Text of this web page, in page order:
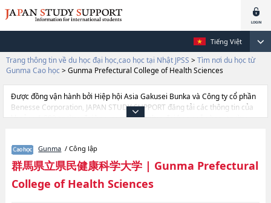
Tiếng Việt
Trang thông tin về du học đại học,cao học tại Nhật JPSS > Tìm nơi du học từ
Gunma Cao học > Gunma Prefectural College of Health Sciences
Được đồng vận hành bởi Hiệp hội Asia Gakusei Bunka và Công ty cổ phần
Benesse Corporation, JAPAN STUDY SUPPORT đăng tải các thông tin của
khoảng 1.300 trường đại học, cao học, trường đại học ngắn hạn, trường
Health Sciences, và thông tin cần thiết dành cho du học sinh, như là về các
Graduate school of NursinghoặcGraduate school of Rediological
Technology, thông tin về từng khoa nghiên cứu, thông tin liên quan đến thi
tuyển như số lượng tuyển sinh, số lượng trúng tuyển, cở sở trang thiết bị,
Gunma / Công lập
群馬県立県民健康科学大学| Gunma Prefectural
College of Health Sciences